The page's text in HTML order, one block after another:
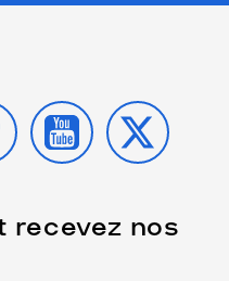
YOUTUBE
X
recevez nos